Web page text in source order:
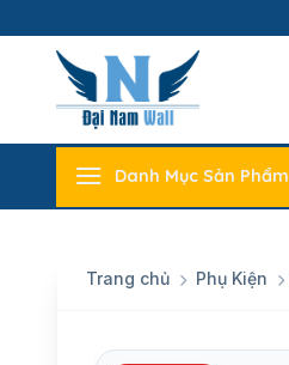
to
content
Danh Mục Sản Phẩm
Trang chủ Phụ Kiện